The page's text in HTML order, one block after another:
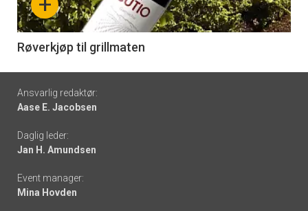
-
6
Røverkjøp til grillmaten
Footer
-
links
Ansvarlig redaktør:
Aase E. Jacobsen
Daglig leder:
Jan H. Amundsen
Event manager:
Mina Hovden